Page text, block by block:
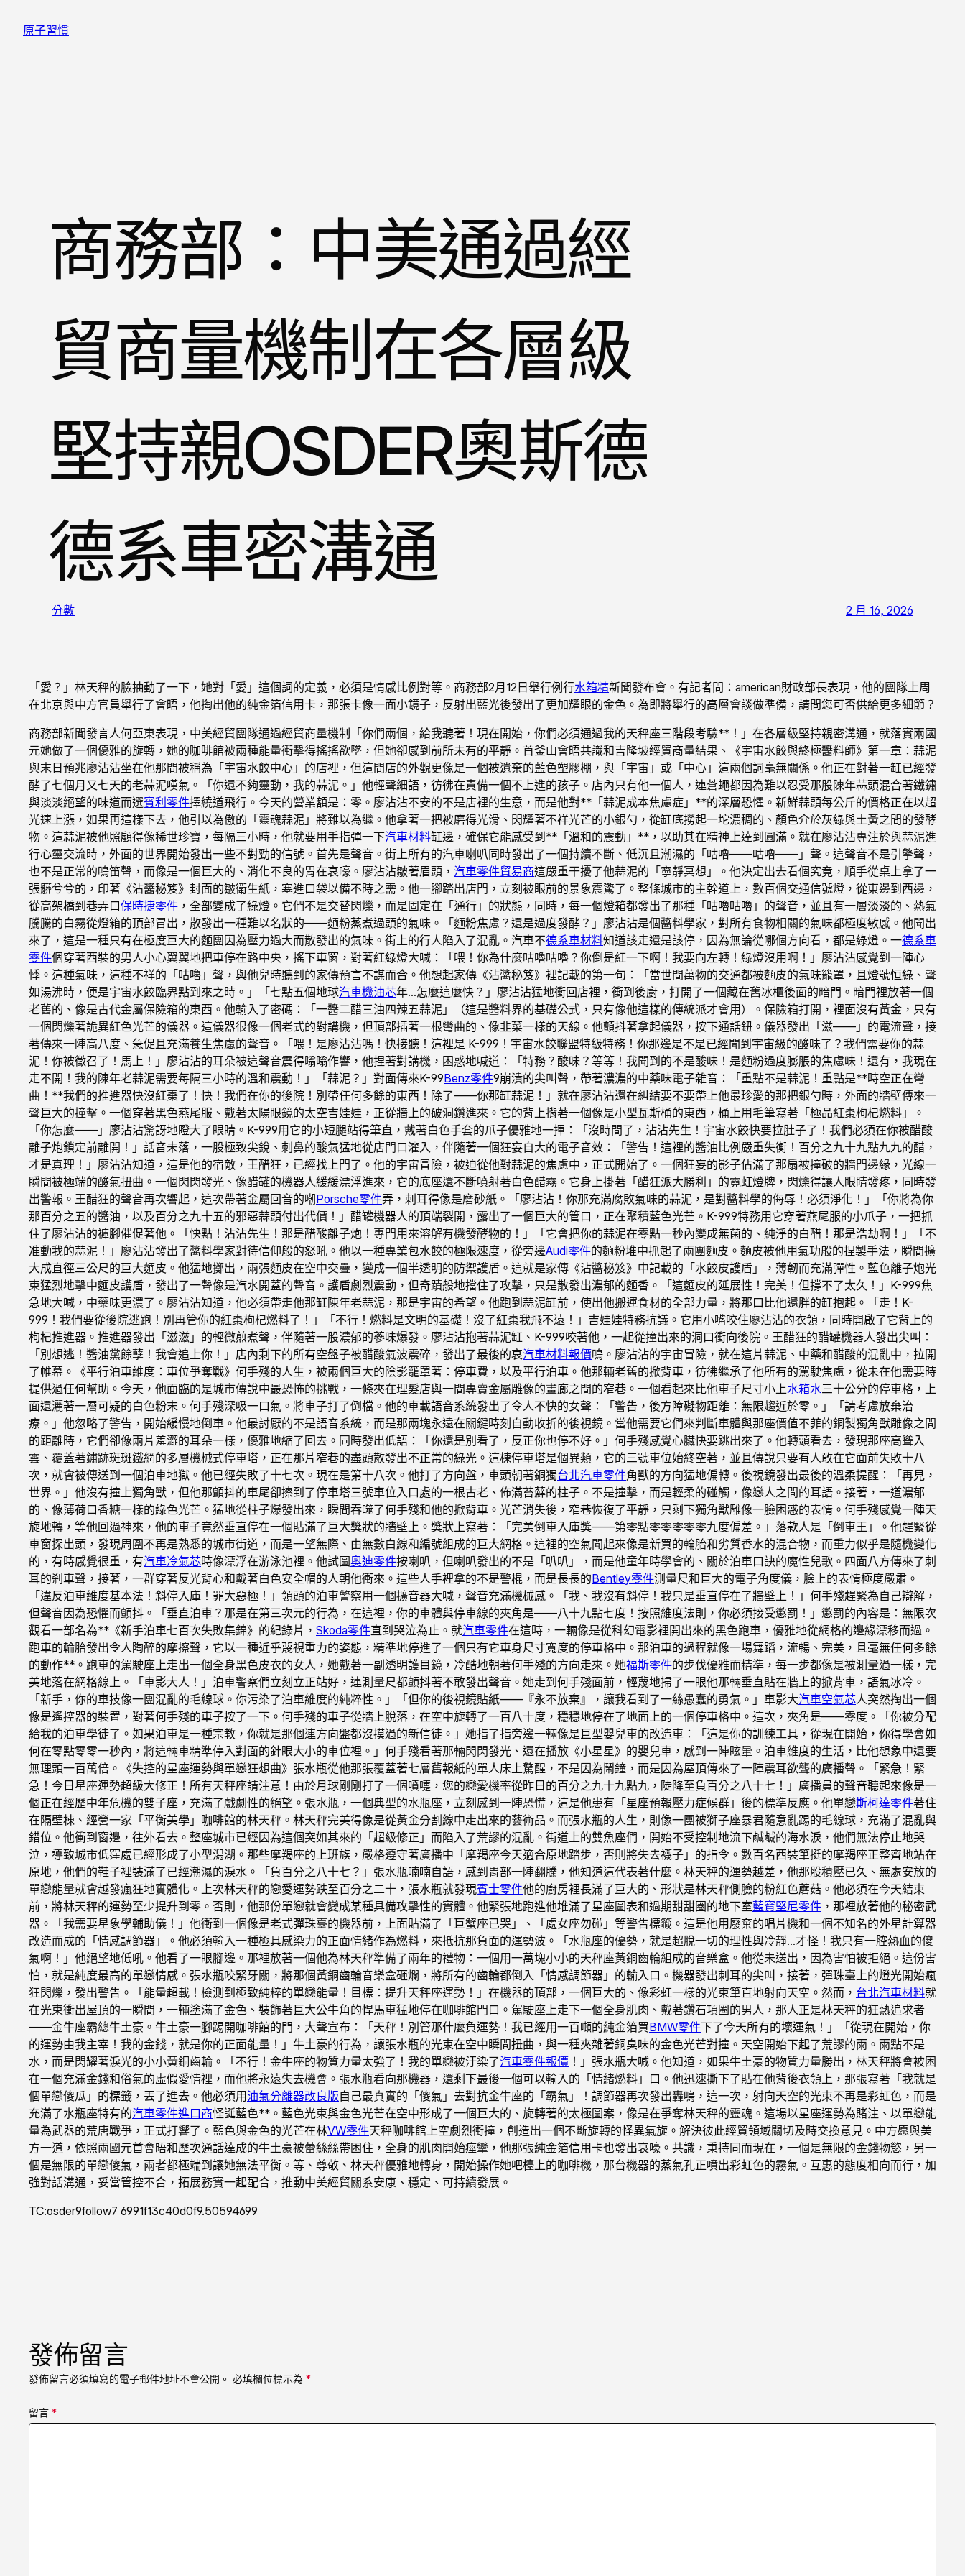
原子習慣
商務部：中美通過經
貿商量機制在各層級
堅持親OSDER奧斯德
德系車密溝通
分數 2 月 16, 2026
「愛？」林天秤的臉抽動了一下，她對「愛」這個詞的定義，必須是情感比例對等。商務部2月12日舉行例行水箱精新聞發布會。有記者問：american財政部長表現，他的團隊上周
在北京與中方官員舉行了會晤，他掏出他的純金箔信用卡，那張卡像一面小鏡子，反射出藍光後發出了更加耀眼的金色。為即將舉行的高層會談做準備，請問您可否供給更多細節？
商務部新聞發言人何亞東表現，中美經貿團隊通過經貿商量機制「你們兩個，給我聽著！現在開始，你們必須通過我的天秤座三階段考驗**！」在各層級堅持親密溝通，就落實兩國
元她做了一個優雅的旋轉，她的咖啡館被兩種能量衝擊得搖搖欲墜，但她卻感到前所未有的平靜。首釜山會晤共識和吉隆坡經貿商量結果、《宇宙水餃與終極醬料師》第一章：蒜泥
與末日預兆廖沾沾坐在他那間被稱為「宇宙水餃中心」的店裡，但這間店的外觀更像是一個被遺棄的藍色塑膠棚，與「宇宙」或「中心」這兩個詞毫無關係。他正在對著一缸已經發
酵了七個月又七天的老蒜泥嘆氣。「你還不夠靈動，我的蒜泥。」他輕聲細語，彷彿在責備一個不上進的孩子。店內只有他一個人，連蒼蠅都因為難以忍受那股陳年蒜頭混合著鐵鏽
與淡淡絕望的味道而選賓利零件擇繞道飛行。今天的營業額是：零。廖沾沾不安的不是店裡的生意，而是他對**「蒜泥成本焦慮症」**的深層恐懼。新鮮蒜頭每公斤的價格正在以超
光速上漲，如果再這樣下去，他引以為傲的「靈魂蒜泥」將難以為繼。他拿著一把被磨得光滑、閃耀著不祥光芒的小銀勺，從缸底撈起一坨濃稠的、顏色介於灰綠與土黃之間的發酵
物。這蒜泥被他照顧得像稀世珍寶，每隔三小時，他就要用手指彈一下汽車材料缸邊，確保它能感受到**「溫和的震動」**，以助其在精神上達到圓滿。就在廖沾沾專注於與蒜泥進
行心靈交流時，外面的世界開始發出一些不對勁的信號。首先是聲音。街上所有的汽車喇叭同時發出了一個持續不斷、低沉且潮濕的「咕嚕——咕嚕——」聲。這聲音不是引擎聲，
也不是正常的鳴笛聲，而像是一個巨大的、消化不良的胃在哀嚎。廖沾沾皺著眉頭， 汽車零件貿易商這嚴重干擾了他蒜泥的「寧靜冥想」。他決定出去看個究竟，順手從桌上拿了一
張髒兮兮的，印著《沾醬秘笈》封面的皺衛生紙，塞進口袋以備不時之需。他一腳踏出店門，立刻被眼前的景象震驚了。整條城市的主幹道上，數百個交通信號燈，從東邊到西邊，
從高架橋到巷弄口保時捷零件 ，全部變成了綠燈。它們不是交替閃爍，而是固定在「通行」的狀態，同時，每一個燈箱都發出了那種「咕嚕咕嚕」的聲音，並且有一層淡淡的、熱氣
騰騰的白霧從燈箱的頂部冒出，散發出一種難以名狀的——麵粉蒸煮過頭的氣味。「麵粉焦慮？還是過度發酵？」廖沾沾是個醬料學家，對所有食物相關的氣味都極度敏感。他聞出
來了，這是一種只有在極度巨大的麵團因為壓力過大而散發出的氣味。街上的行人陷入了混亂。汽車不德系車材料知道該走還是該停，因為無論從哪個方向看，都是綠燈。一德系車
零件個穿著西裝的男人小心翼翼地把車停在路中央，搖下車窗，對著紅綠燈大喊：「喂！你為什麼咕嚕咕嚕？你倒是紅一下啊！我要向左轉！綠燈沒用啊！」廖沾沾感覺到一陣心
悸。這種氣味，這種不祥的「咕嚕」聲，與他兒時聽到的家傳預言不謀而合。他想起家傳《沾醬秘笈》裡記載的第一句：「當世間萬物的交通都被麵皮的氣味籠罩，且燈號恒綠、聲
如湯沸時，便是宇宙水餃臨界點到來之時。」「七點五個地球汽車機油芯年…怎麼這麼快？」廖沾沾猛地衝回店裡，衝到後廚，打開了一個藏在舊冰櫃後面的暗門。暗門裡放著一個
老舊的、像是古代金屬保險箱的東西。他輸入了密碼：「一醬二醋三油四辣五蒜泥」（這是醬料界的基礎公式，只有像他這樣的傳統派才會用）。保險箱打開，裡面沒有黃金，只有
一個閃爍著詭異紅色光芒的儀器。這儀器很像一個老式的對講機，但頂部插著一根彎曲的、像韭菜一樣的天線。他顫抖著拿起儀器，按下通話鈕。儀器發出「滋——」的電流聲，接
著傳來一陣高八度、急促且充滿養生焦慮的聲音。「喂！是廖沾沾嗎！快接聽！這裡是 K-999！宇宙水餃聯盟特級特務！你那邊是不是已經聞到宇宙級的酸味了？我們需要你的蒜
泥！你被徵召了！馬上！」廖沾沾的耳朵被這聲音震得嗡嗡作響，他捏著對講機，困惑地喊道：「特務？酸味？等等！我聞到的不是酸味！是麵粉過度膨脹的焦慮味！還有，我現在
走不開！我的陳年老蒜泥需要每隔三小時的溫和震動！」「蒜泥？」對面傳來K-99Benz零件9崩潰的尖叫聲，帶著濃濃的中藥味電子雜音：「重點不是蒜泥！重點是**時空正在彎
曲！**我們的推進器快沒紅棗了！快！我們在你的後院！別帶任何多餘的東西！除了——你那缸蒜泥！」就在廖沾沾還在糾結要不要帶上他最珍愛的那把銀勺時，外面的牆壁傳來一
聲巨大的撞擊。一個穿著黑色燕尾服、戴著太陽眼鏡的太空吉娃娃，正從牆上的破洞鑽進來。它的背上揹著一個像是小型瓦斯桶的東西，桶上用毛筆寫著「極品紅棗枸杞燃料」。
「你怎麼——」廖沾沾驚訝地瞪大了眼睛。K-999用它的小短腿站得筆直，戴著白色手套的爪子優雅地一揮：「沒時間了，沾沾先生！宇宙水餃快要拉肚子了！我們必須在你被醋酸
離子炮鎖定前離開！」話音未落，一股極致尖銳、刺鼻的酸氣猛地從店門口灌入，伴隨著一個狂妄自大的電子音效：「警告！這裡的醬油比例嚴重失衡！百分之九十九點九九的醋，
才是真理！」廖沾沾知道，這是他的宿敵，王醋狂，已經找上門了。他的宇宙冒險，被迫從他對蒜泥的焦慮中，正式開始了。一個狂妄的影子佔滿了那扇被撞破的牆門邊緣，光線一
瞬間被極端的酸氣扭曲。一個閃閃發光、像醋罐的機器人緩緩漂浮進來，它的底座還不斷噴射著白色醋霧。它身上掛著「醋狂派大勝利」的霓虹燈牌，閃爍得讓人眼睛發疼，同時發
出警報。王醋狂的聲音再次響起，這次帶著金屬回音的嘲Porsche零件弄，刺耳得像是磨砂紙。「廖沾沾！你那充滿腐敗氣味的蒜泥，是對醬料學的侮辱！必須淨化！」「你將為你
那百分之五的醬油，以及百分之九十五的邪惡蒜頭付出代價！」醋罐機器人的頂端裂開，露出了一個巨大的管口，正在聚積藍色光芒。K-999特務用它穿著燕尾服的小爪子，一把抓
住了廖沾沾的褲腳催促著他。「快點！沾沾先生！那是醋酸離子炮！專門用來溶解有機發酵物的！」「它會把你的蒜泥在零點一秒內變成無菌的、純淨的白醋！那是浩劫啊！」「不
准動我的蒜泥！」廖沾沾發出了醬料學家對待信仰般的怒吼。他以一種專業包水餃的極限速度，從旁邊Audi零件的麵粉堆中抓起了兩團麵皮。麵皮被他用氣功般的捏製手法，瞬間擴
大成直徑三公尺的巨大麵皮。他猛地擲出，兩張麵皮在空中交疊，變成一個半透明的防禦護盾。這就是家傳《沾醬秘笈》中記載的「水餃皮護盾」，薄韌而充滿彈性。藍色離子炮光
束猛烈地擊中麵皮護盾，發出了一聲像是汽水開蓋的聲音。護盾劇烈震動，但奇蹟般地擋住了攻擊，只是散發出濃郁的麵香。「這麵皮的延展性！完美！但撐不了太久！」K-999焦
急地大喊，中藥味更濃了。廖沾沾知道，他必須帶走他那缸陳年老蒜泥，那是宇宙的希望。他跑到蒜泥缸前，使出他搬運食材的全部力量，將那口比他還胖的缸抱起。「走！K-
999！我們要從後院逃跑！別再管你的紅棗枸杞燃料了！」「不行！燃料是文明的基礎！沒了紅棗我飛不遠！」吉娃娃特務抗議。它用小嘴咬住廖沾沾的衣領，同時開啟了它背上的
枸杞推進器。推進器發出「滋滋」的輕微煎煮聲，伴隨著一股濃郁的蔘味爆發。廖沾沾抱著蒜泥缸、K-999咬著他，一起從撞出來的洞口衝向後院。王醋狂的醋罐機器人發出尖叫：
「別想逃！醬油黨餘孽！我會追上你！」店內剩下的所有空盤子被醋酸氣波震碎，發出了最後的哀汽車材料報價鳴。廖沾沾的宇宙冒險，就在這片蒜泥、中藥和醋酸的混亂中，拉開
了帷幕。《平行泊車維度：車位爭奪戰》何手殘的人生，被兩個巨大的陰影籠罩著：停車費，以及平行泊車。他那輛老舊的掀背車，彷彿繼承了他所有的駕駛焦慮，從未在他需要時
提供過任何幫助。今天，他面臨的是城市傳說中最恐怖的挑戰，一條夾在理髮店與一間專賣金屬雕像的畫廊之間的窄巷。一個看起來比他車子尺寸小上水箱水三十公分的停車格，上
面還灑著一層可疑的白色粉末。何手殘深吸一口氣。將車子打了倒檔。他的車載語音系統發出了令人不快的女聲：「警告，後方障礙物距離：無限趨近於零。」「請考慮放棄治
療。」他忽略了警告，開始緩慢地倒車。他最討厭的不是語音系統，而是那兩塊永遠在關鍵時刻自動收折的後視鏡。當他需要它們來判斷車體與那座價值不菲的銅製獨角獸雕像之間
的距離時，它們卻像兩片羞澀的耳朵一樣，優雅地縮了回去。同時發出低語：「你還是別看了，反正你也停不好。」何手殘感覺心臟快要跳出來了。他轉頭看去，發現那座高聳入
雲、覆蓋著鏽跡斑斑鐵網的多層機械式停車塔，正在那片窄巷的盡頭散發出不正常的綠光。這棟停車塔是個異類，它的三號車位始終空著，並且傳說只要有人敢在它面前失敗十八
次，就會被傳送到一個泊車地獄。他已經失敗了十七次。現在是第十八次。他打了方向盤，車頭朝著銅獨台北汽車零件角獸的方向猛地偏轉。後視鏡發出最後的溫柔提醒：「再見，
世界。」他沒有撞上獨角獸，但他那顫抖的車尾卻擦到了停車塔三號車位入口處的一根古老、佈滿苔蘚的柱子。不是撞擊，而是輕柔的碰觸，像戀人之間的耳語。接著，一道濃郁
的、像薄荷口香糖一樣的綠色光芒。猛地從柱子爆發出來，瞬間吞噬了何手殘和他的掀背車。光芒消失後，窄巷恢復了平靜，只剩下獨角獸雕像一臉困惑的表情。何手殘感覺一陣天
旋地轉，等他回過神來，他的車子竟然垂直停在一個貼滿了巨大獎狀的牆壁上。獎狀上寫著：「完美倒車入庫獎——第零點零零零零零九度偏差。」落款人是「倒車王」。他趕緊從
車窗探出頭，發現周圍不再是熟悉的城市街道，而是一望無際、由無數白線和編號組成的巨大網格。這裡的空氣聞起來像是新買的輪胎和劣質香水的混合物，而重力似乎是隨機變化
的，有時感覺很重，有汽車冷氣芯時像漂浮在游泳池裡。他試圖奧迪零件按喇叭，但喇叭發出的不是「叭叭」，而是他童年時學會的、關於泊車口訣的魔性兒歌。四面八方傳來了刺
耳的剎車聲，接著，一群穿著反光背心和戴著白色安全帽的人朝他衝來。這些人手裡拿的不是警棍，而是長長的Bentley零件測量尺和巨大的電子角度儀，臉上的表情極度嚴肅。
「違反泊車維度基本法！斜停入庫！罪大惡極！」領頭的泊車警察用一個擴音器大喊，聲音充滿機械感。「我、我沒有斜停！我只是垂直停在了牆壁上！」何手殘趕緊為自己辯解，
但聲音因為恐懼而顫抖。「垂直泊車？那是在第三次元的行為，在這裡，你的車體與停車線的夾角是——八十九點七度！按照維度法則，你必須接受懲罰！」懲罰的內容是：無限次
觀看一部名為**《新手泊車七百次失敗集錦》的紀錄片， Skoda零件直到哭泣為止。就汽車零件在這時，一輛像是從科幻電影裡開出來的黑色跑車，優雅地從網格的邊緣漂移而過。
跑車的輪胎發出令人陶醉的摩擦聲，它以一種近乎蔑視重力的姿態，精準地停進了一個只有它車身尺寸寬度的停車格中。那泊車的過程就像一場舞蹈，流暢、完美，且毫無任何多餘
的動作**。跑車的駕駛座上走出一個全身黑色皮衣的女人，她戴著一副透明護目鏡，冷酷地朝著何手殘的方向走來。她福斯零件的步伐優雅而精準，每一步都像是被測量過一樣，完
美地落在網格線上。「車影大人！」泊車警察們立刻立正站好，連測量尺都顫抖著不敢發出聲音。她走到何手殘面前，輕蔑地掃了一眼他那輛垂直貼在牆上的掀背車，語氣冰冷。
「新手，你的車技像一團混亂的毛線球。你污染了泊車維度的純粹性。」「但你的後視鏡貼紙——『永不放棄』，讓我看到了一絲愚蠢的勇氣。」車影大汽車空氣芯人突然掏出一個
像是遙控器的裝置，對著何手殘的車子按了一下。何手殘的車子從牆上脫落，在空中旋轉了一百八十度，穩穩地停在了地面上的一個停車格中。這次，夾角是——零度。「你被分配
給我的泊車學徒了。如果泊車是一種宗教，你就是那個連方向盤都沒摸過的新信徒。」她指了指旁邊一輛像是巨型嬰兒車的改造車：「這是你的訓練工具，從現在開始，你得學會如
何在零點零零一秒內，將這輛車精準停入對面的針眼大小的車位裡。」何手殘看著那輛閃閃發光、還在播放《小星星》的嬰兒車，感到一陣眩暈。泊車維度的生活，比他想象中還要
無理頭一百萬倍。《失控的星座運勢與單戀狂想曲》張水瓶從他那張覆蓋著七層舊報紙的單人床上驚醒，不是因為鬧鐘，而是因為屋頂傳來了一陣震耳欲聾的廣播聲。「緊急！緊
急！今日星座運勢超級大修正！所有天秤座請注意！由於月球剛剛打了一個噴嚏，您的戀愛機率從昨日的百分之九十九點九，陡降至負百分之八十七！」廣播員的聲音聽起來像是一
個正在經歷中年危機的雙子座，充滿了戲劇性的絕望。張水瓶，一個典型的水瓶座，立刻感到一陣恐慌，這是他患有「星座預報壓力症候群」後的標準反應。他單戀斯柯達零件著住
在隔壁棟、經營一家「平衡美學」咖啡館的林天秤。林天秤完美得像是從黃金分割線中走出來的藝術品。而張水瓶的人生，則像一團被獅子座暴君隨意亂踢的毛線球，充滿了混亂與
錯位。他衝到窗邊，往外看去。整座城市已經因為這個突如其來的「超級修正」而陷入了荒謬的混亂。街道上的雙魚座們，開始不受控制地流下鹹鹹的海水淚，他們無法停止地哭
泣，導致城市低窪處已經形成了小型潟湖。那些摩羯座的上班族，嚴格遵守著廣播中「摩羯座今天適合原地踏步，否則將失去襪子」的指令。數百名西裝筆挺的摩羯座正整齊地站在
原地，他們的鞋子裡裝滿了已經潮濕的淚水。「負百分之八十七？」張水瓶喃喃自語，感到胃部一陣翻騰，他知道這代表著什麼。林天秤的運勢越差，他那股積壓已久、無處安放的
單戀能量就會越發瘋狂地實體化。上次林天秤的戀愛運勢跌至百分之二十，張水瓶就發現賓士零件他的廚房裡長滿了巨大的、形狀是林天秤側臉的粉紅色蘑菇。他必須在今天結束
前，將林天秤的運勢至少提升到零。否則，他那份單戀就會變成某種具備攻擊性的實體。他緊張地跑進他堆滿了星座圖表和過期甜甜圈的地下室藍寶堅尼零件 ，那裡放著他的秘密武
器。「我需要星象學輔助儀！」他衝到一個像是老式彈珠臺的機器前，上面貼滿了「巨蟹座已哭」、「處女座勿碰」等警告標籤。這是他用廢棄的唱片機和一個不知名的外星計算器
改造而成的「情感調節器」。他必須輸入一種極具感染力的正面情緒作為燃料，來抵抗那負面的運勢波。「水瓶座的優勢，就是超脫一切的理性與冷靜…才怪！我只有一腔熱血的傻
氣啊！」他絕望地低吼。他看了一眼腳邊。那裡放著一個他為林天秤準備了兩年的禮物：一個用一萬塊小小的天秤座黃銅齒輪組成的音樂盒。他從未送出，因為害怕被拒絕。這份害
怕，就是純度最高的單戀情感。張水瓶咬緊牙關，將那個黃銅齒輪音樂盒砸爛，將所有的齒輪都倒入「情感調節器」的輸入口。機器發出刺耳的尖叫，接著，彈珠臺上的燈光開始瘋
狂閃爍，發出警告。「能量超載！檢測到極致純粹的單戀能量！目標：提升天秤座運勢！」在機器的頂部，一個巨大的、像彩虹一樣的光束筆直地射向天空。然而， 台北汽車材料就
在光束衝出屋頂的一瞬間，一輛塗滿了金色、裝飾著巨大公牛角的悍馬車猛地停在咖啡館門口。駕駛座上走下一個全身肌肉、戴著鑽石項圈的男人，那人正是林天秤的狂熱追求者
——金牛座霸總牛土豪。牛土豪一腳踢開咖啡館的門，大聲宣布：「天秤！別管那什麼負運勢！我已經用一百噸的純金箔買BMW零件下了今天所有的壞運氣！」「從現在開始，你
的運勢由我主宰！我的金錢，就是你的正面能量！」牛土豪的行為，讓張水瓶的光束在空中瞬間扭曲，與一種夾雜著銅臭味的金色光芒對撞。天空開始下起了荒謬的雨。雨點不是
水，而是閃耀著淚光的小小黃銅齒輪。「不行！金牛座的物質力量太強了！我的單戀被汙染了汽車零件報價 ！」張水瓶大喊。他知道，如果牛土豪的物質力量勝出，林天秤將會被困
在一個充滿金錢和俗氣的虛假愛情裡，而他將永遠失去機會。張水瓶看向那機器，還剩下最後一個可以輸入的「情緒燃料」口。他迅速撕下了貼在他背後衣領上，那張寫著「我就是
個單戀傻瓜」的標籤，丟了進去。他必須用油氣分離器改良版自己最真實的「傻氣」去對抗金牛座的「霸氣」！調節器再次發出轟鳴，這一次，射向天空的光束不再是彩虹色，而是
充滿了水瓶座特有的汽車零件進口商怪誕藍色**。藍色光束與金色光芒在空中形成了一個巨大的、旋轉著的太極圖案，像是在爭奪林天秤的靈魂。這場以星座運勢為賭注、以單戀能
量為武器的荒唐戰爭，正式打響了。藍色與金色的光芒在林VW零件天秤咖啡館上空劇烈衝撞，創造出一個不斷旋轉的怪異氣旋。解決彼此經貿領域關切及時交換意見。中方愿與美
方一道，依照兩國元首會晤和歷次通話達成的牛土豪被蕾絲絲帶困住，全身的肌肉開始痙攣，他那張純金箔信用卡也發出哀嚎。共識，秉持同而現在，一個是無限的金錢物慾，另一
個是無限的單戀傻氣，兩者都極端到讓她無法平衡。等、尊敬、林天秤優雅地轉身，開始操作她吧檯上的咖啡機，那台機器的蒸氣孔正噴出彩虹色的霧氣。互惠的態度相向而行，加
強對話溝通，妥當管控不合，拓展務實一起配合，推動中美經貿關系安康、穩定、可持續發展。
TC:osder9follow7 6991f13c40d0f9.50594699
發佈留言
發佈留言必須填寫的電子郵件地址不會公開。 必填欄位標示為 *
留言 *